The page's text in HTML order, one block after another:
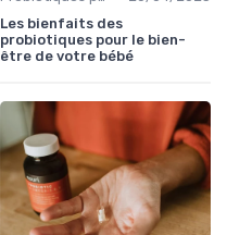
Les bienfaits des
probiotiques pour le bien-
être de votre bébé